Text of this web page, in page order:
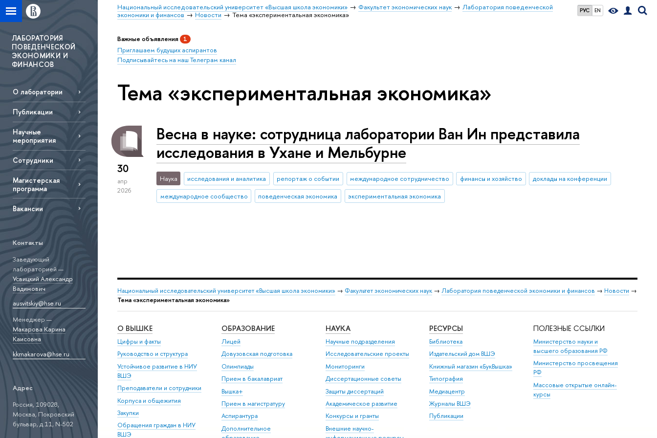
РУС EN
Национальный исследовательский университет «Высшая школа экономики» Факультет экономических наук
Лаборатория поведенческой
экономики и финансов
Новости Тема «экспериментальная экономика»
ЛАБОРАТОРИЯ
ПОВЕДЕНЧЕСКОЙ
ЭКОНОМИКИ И
ФИНАНСОВ
О лаборатории
Публикации
Научные
мероприятия
Сотрудники
Магистерская
программа
Вакансии
Контакты
Заведующий
лабораторией —
Усвицкий Александр
Вадимович
ausvitskiy@hse.ru
Менеджер —
Макарова Карина
Каисовна
kkmakarova@hse.ru
Адрес
Россия, 109028,
Москва, Покровский
бульвар, д.11, N-502
Важные объявления 1
Приглашаем будущих аспирантов
Подписывайтесь на наш Телеграм канал
Тема «экспериментальная экономика»
30
апр
2026
Весна в науке: сотрудница лаборатории Ван Ин представила
исследования в Ухане и Мельбурне
Наука исследования и аналитика репортаж о событии международное сотрудничество финансы и хозяйство
доклады на конференции
международное сообщество
поведенческая экономика экспериментальная экономика
Национальный исследовательский университет «Высшая школа экономики» → Факультет экономических наук → Лаборатория поведенческой экономики и финансов → Новости →
Тема «экспериментальная экономика»
О ВЫШКЕ
Цифры и факты
Руководство и структура
Устойчивое развитие в НИУ
ВШЭ
Преподаватели и сотрудники
Корпуса и общежития
Закупки
Обращения граждан в НИУ
ВШЭ
ОБРАЗОВАНИЕ
Лицей
Довузовская подготовка
Олимпиады
Прием в бакалавриат
Вышка+
Прием в магистратуру
Аспирантура
Дополнительное
НАУКА
Научные подразделения
Исследовательские проекты
Мониторинги
Диссертационные советы
Защиты диссертаций
Академическое развитие
Конкурсы и гранты
Внешние научно-
РЕСУРСЫ
Библиотека
Издательский дом ВШЭ
Книжный магазин «БукВышка»
Типография
Медиацентр
Журналы ВШЭ
Публикации
ПОЛЕЗНЫЕ ССЫЛКИ
Министерство науки и
высшего образования РФ
Министерство просвещения
РФ
Массовые открытые онлайн-
курсы